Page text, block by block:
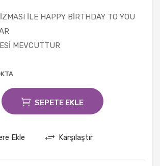
Toz
İLE HAPPY BİRTHDAY TO YOU
MEVCUTTUR
SEPETE EKLE
Ekle Karşılaştır